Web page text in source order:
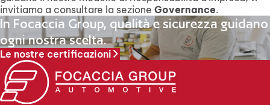
invitiamo a consultare la sezione Governance.
In Focaccia Group, qualità e sicurezza guidano
ogni nostra scelta.
Le nostre certificazioni